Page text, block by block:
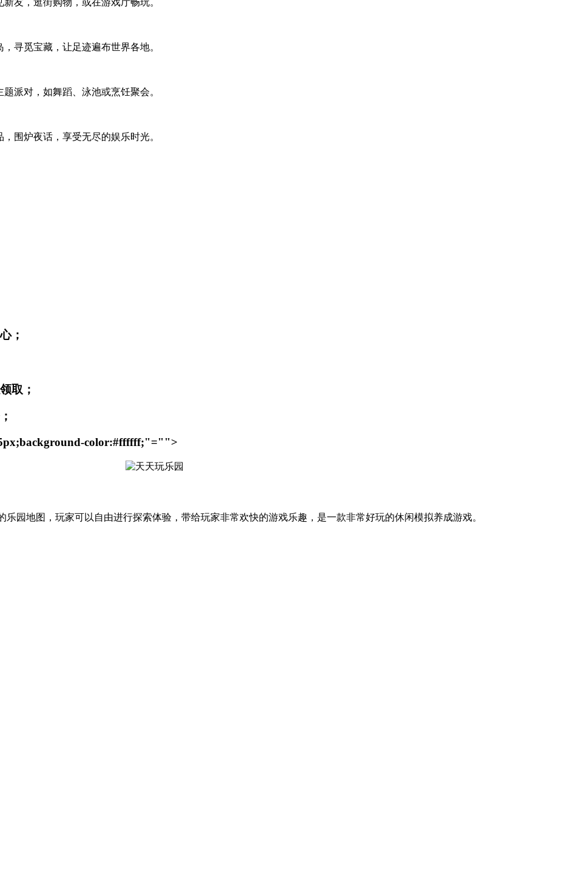
寻觅宝藏，让足迹遍布世界各地。
派对，如舞蹈、泳池或烹饪聚会。
围炉夜话，享受无尽的娱乐时光。
；
取；
color:#ffffff;"="">
园地图，玩家可以自由进行探索体验，带给玩家非常欢快的游戏乐趣，是一款非常好玩的休闲模拟养成游戏。